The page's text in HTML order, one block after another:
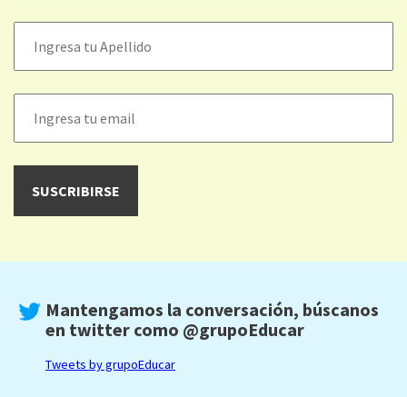
Mantengamos la conversación, búscanos
en twitter como @grupoEducar
Tweets by grupoEducar